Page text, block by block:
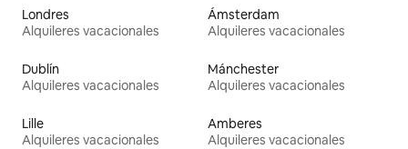
Londres
Alquileres vacacionales
Ámsterdam
Alquileres vacacionales
Dublín
Alquileres vacacionales
Mánchester
Alquileres vacacionales
Lille
Alquileres vacacionales
Amberes
Alquileres vacacionales